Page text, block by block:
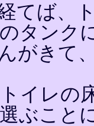
てば、
タンク
がきて
イレの
ぶこと